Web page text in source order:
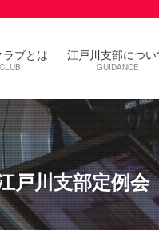
ブとは 江戸川支部につい
GUIDANCE
戸川支部定例会